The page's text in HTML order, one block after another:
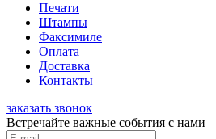
Печати
Штампы
Факсимиле
Оплата
Доставка
Контакты
заказать звонок
Встречайте важные события с нами